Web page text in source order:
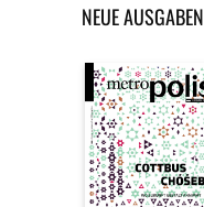
NEUE AUSGABEN